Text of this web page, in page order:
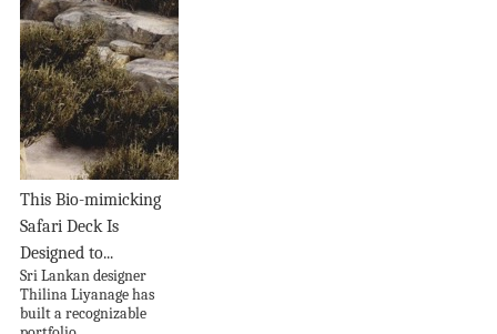
This Bio-mimicking
Safari Deck Is
Designed to...
Sri Lankan designer
Thilina Liyanage has
built a recognizable